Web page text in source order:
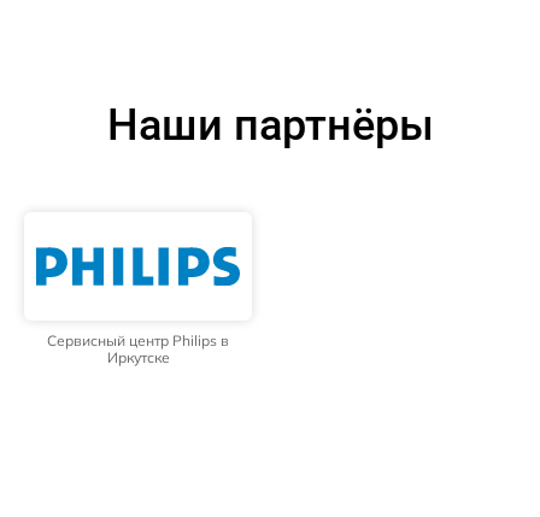
Наши партнёры
Сервисный центр Philips в
Иркутске